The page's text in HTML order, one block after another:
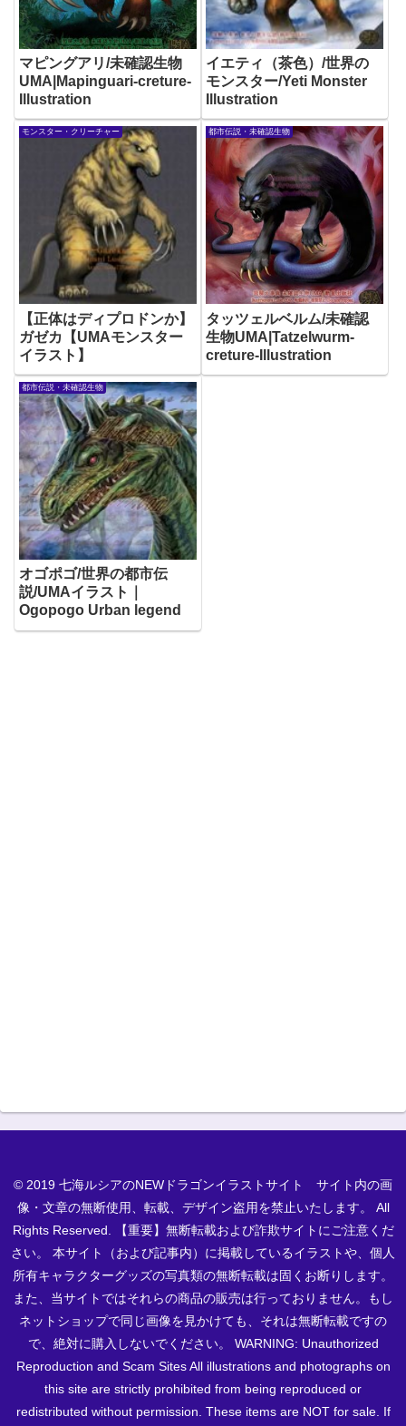
マピングアリ/未確認生物
UMA|Mapinguari-creture-
Illustration
イエティ（茶色）/世界の
モンスター/Yeti Monster
Illustration
モンスター・クリーチャー
【正体はディプロドンか】
ガゼカ【UMAモンスター
イラスト】
都市伝説・未確認生物
タッツェルベルム/未確認
生物UMA|Tatzelwurm-
creture-Illustration
都市伝説・未確認生物
オゴポゴ/世界の都市伝
説/UMAイラスト｜
Ogopogo Urban legend
© 2019 七海ルシアのNEWドラゴンイラストサイト サイト内の画
像・文章の無断使用、転載、デザイン盗用を禁止いたします。 All
Rights Reserved. 【重要】無断転載および詐欺サイトにご注意くだ
さい。 本サイト（および記事内）に掲載しているイラストや、個人
所有キャラクターグッズの写真類の無断転載は固くお断りします。
また、当サイトではそれらの商品の販売は行っておりません。もし
ネットショップで同じ画像を見かけても、それは無断転載ですの
で、絶対に購入しないでください。 WARNING: Unauthorized
Reproduction and Scam Sites All illustrations and photographs on
this site are strictly prohibited from being reproduced or
redistributed without permission. These items are NOT for sale. If